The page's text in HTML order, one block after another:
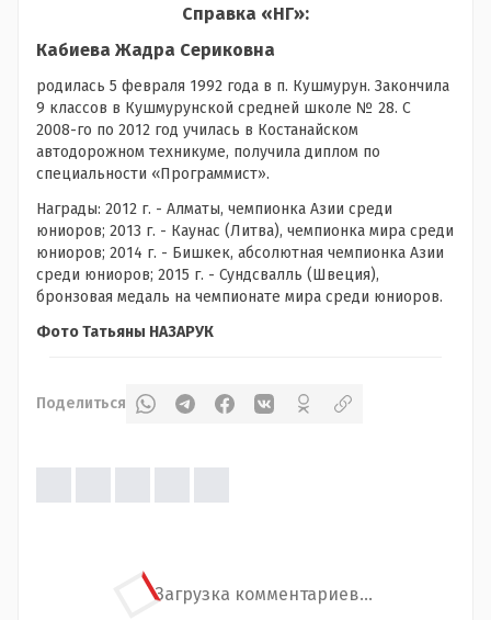
Справка «НГ»:
Кабиева Жадра Сериковна
родилась 5 февраля 1992 года в п. Кушмурун. Закончила
9 классов в Кушмурунской средней школе № 28. C
2008-го по 2012 год училась в Костанайском
автодорожном техникуме, получила диплом по
специальности «Программист».
Награды: 2012 г. - Алматы, чемпионка Азии среди
юниоров; 2013 г. - Каунас (Литва), чемпионка мира среди
юниоров; 2014 г. - Бишкек, абсолютная чемпионка Азии
среди юниоров; 2015 г. - Сундсвалль (Швеция),
бронзовая медаль на чемпионате мира среди юниоров.
Фото Татьяны НАЗАРУК
Поделиться
Загрузка комментариев...